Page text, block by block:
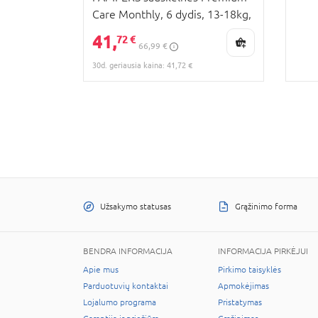
Care Monthly, 6 dydis, 13-18kg,
41,72 €
66,99 €
30d. geriausia kaina: 41,72 €
Užsakymo statusas Grąžinimo forma
BENDRA INFORMACIJA
Apie mus
Parduotuvių kontaktai
Lojalumo programa
INFORMACIJA PIRKĖJUI
Pirkimo taisyklės
Apmokėjimas
Pristatymas